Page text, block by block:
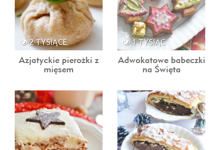
2 TYSIĄCE
Azjatyckie pierożki z
mięsem
1 TYSIĄC
Adwokatowe babeczki
na Święta